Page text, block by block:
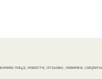
лица, новости, отзывы, новинки,